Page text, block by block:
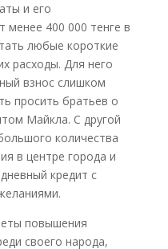
и его
менее 400 000 тенге в
любые короткие
расходы. Для него
взнос слишком
просить братьев о
Майкла. С другой
количества
в центре города и
кредит с
повышения
своего народа,